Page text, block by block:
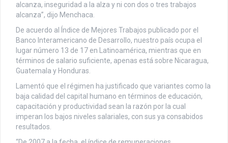
alcanza, inseguridad a la alza y ni con dos o tres trabajos
alcanza”, dijo Menchaca.
De acuerdo al Índice de Mejores Trabajos publicado por el
Banco Interamericano de Desarrollo, nuestro país ocupa el
lugar número 13 de 17 en Latinoamérica, mientras que en
términos de salario suficiente, apenas está sobre Nicaragua,
Guatemala y Honduras.
Lamentó que el régimen ha justificado que variantes como la
baja calidad del capital humano en términos de educación,
capacitación y productividad sean la razón por la cual
imperan los bajos niveles salariales, con sus ya consabidos
resultados.